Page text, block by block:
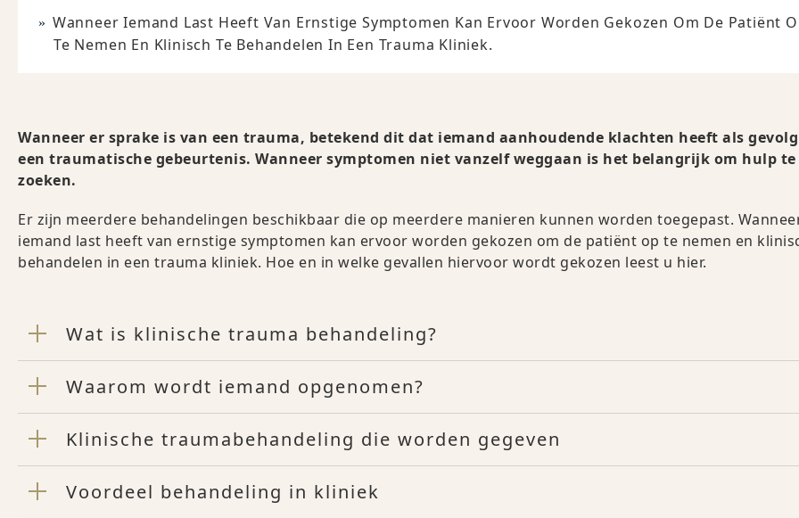
Wanneer Iemand Last Heeft Van Ernstige Symptomen Kan Ervoor Worden Gekozen Om De Patiënt
Te Nemen En Klinisch Te Behandelen In Een Trauma Kliniek.
Wanneer er sprake is van een trauma, betekend dit dat iemand aanhoudende klachten heeft als
een traumatische gebeurtenis. Wanneer symptomen niet vanzelf weggaan is het belangrijk om hulp te
zoeken.
Er zijn meerdere behandelingen beschikbaar die op meerdere manieren kunnen worden toegepast.
iemand last heeft van ernstige symptomen kan ervoor worden gekozen om de patiënt op te nemen en
behandelen in een trauma kliniek. Hoe en in welke gevallen hiervoor wordt gekozen leest u hier.
Wat is klinische trauma behandeling?
Waarom wordt iemand opgenomen?
Klinische traumabehandeling die worden gegeven
Voordeel behandeling in kliniek